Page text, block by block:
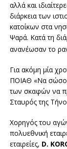
αλλά και
διάρκεια των
κατοίκων στα
Ψαρά. Κατά τη
ανανέωσαν το
Για ακόμη μία
ΠΟΙΑΘ «Να
των σκαφών να
Σταυρός της
Χορηγός του
πολυεθνική
εταιρείες, D.